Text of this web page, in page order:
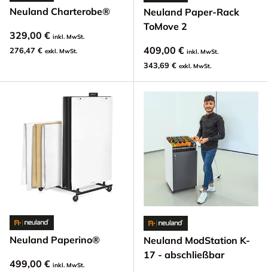
Neuland Charterobe®
329,00 € inkl. MwSt.
276,47 € exkl. MwSt.
Neuland Paper-Rack
ToMove 2
409,00 € inkl. MwSt.
343,69 € exkl. MwSt.
Neuland Paperino®
499,00 € inkl. MwSt.
Neuland ModStation K-
17 - abschließbar